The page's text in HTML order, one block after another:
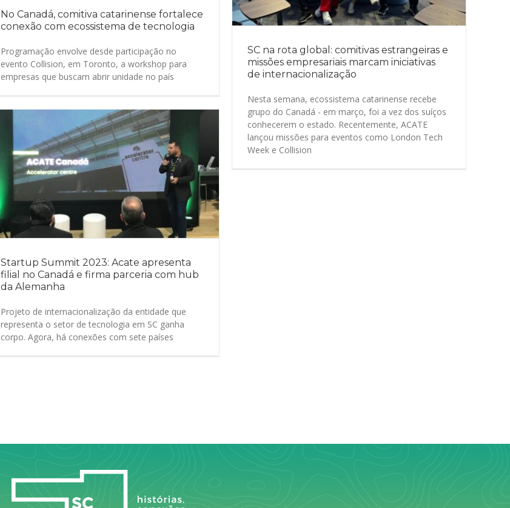
No Canadá, comitiva catarinense fortalece
conexão com ecossistema de tecnologia
Programação envolve desde participação no
evento Collision, em Toronto, a workshop para
empresas que buscam abrir unidade no país
SC na rota global: comitivas estrangeiras e
missões empresariais marcam iniciativas
de internacionalização
Nesta semana, ecossistema catarinense recebe
grupo do Canadá - em março, foi a vez dos suíços
conhecerem o estado. Recentemente, ACATE
lançou missões para eventos como London Tech
Week e Collision
Startup Summit 2023: Acate apresenta
filial no Canadá e firma parceria com hub
da Alemanha
Projeto de internacionalização da entidade que
representa o setor de tecnologia em SC ganha
corpo. Agora, há conexões com sete países